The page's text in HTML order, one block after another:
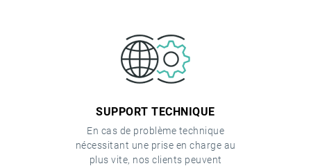
SUPPORT TECHNIQUE
En cas de problème technique
nécessitant une prise en charge au
plus vite, nos clients peuvent